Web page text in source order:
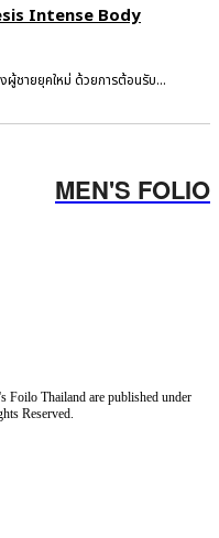
Intense Body
ชายยุคใหม่ ด้วยการต้อนรับ...
MEN'S FOLIO
Thailand are published under
Reserved.